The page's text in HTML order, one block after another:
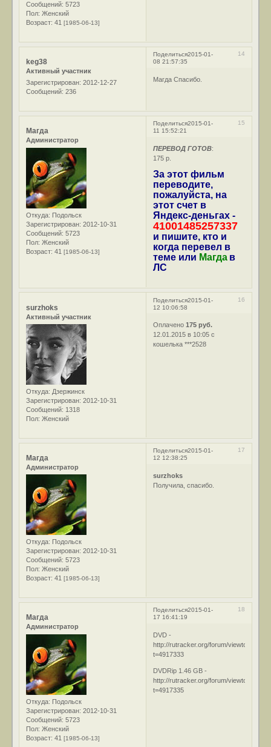
Сообщений: 5723
Пол: Женский
Возраст: 41[1985-06-13]
Поделиться 14
2015-01-
08 21:57:35
keg38
Активный участник
Зарегистрирован: 2012-12-27
Сообщений: 236
Магда Спасибо.
Поделиться 15
2015-01-
11 15:52:21
Магда
Администратор
Откуда: Подольск
Зарегистрирован: 2012-10-31
Сообщений: 5723
Пол: Женский
Возраст: 41[1985-06-13]
ПЕРЕВОД ГОТОВ:
175 р.
За этот фильм
переводите,
пожалуйста, на
этот счет в
Яндекс-деньгах -
41001485257337
и пишите, кто и
когда перевел в
теме или Магда в
ЛС
Поделиться 16
2015-01-
12 10:06:58
surzhoks
Активный участник
Откуда: Дзержинск
Зарегистрирован: 2012-10-31
Сообщений: 1318
Пол: Женский
Оплачено 175 руб.
12.01.2015 в 10:05 с
кошелька ***2528
Поделиться 17
2015-01-
12 12:38:25
Магда
Администратор
Откуда: Подольск
Зарегистрирован: 2012-10-31
Сообщений: 5723
Пол: Женский
Возраст: 41[1985-06-13]
surzhoks
Получила, спасибо.
Поделиться 18
2015-01-
17 16:41:19
Магда
Администратор
Откуда: Подольск
Зарегистрирован: 2012-10-31
Сообщений: 5723
Пол: Женский
Возраст: 41[1985-06-13]
DVD -
http://rutracker.org/forum/
t=4917333
DVDRip 1.46 GB -
http://rutracker.org/forum/
t=4917335